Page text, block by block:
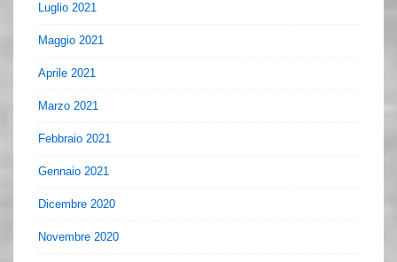
Luglio 2021
Maggio 2021
Aprile 2021
Marzo 2021
Febbraio 2021
Gennaio 2021
Dicembre 2020
Novembre 2020